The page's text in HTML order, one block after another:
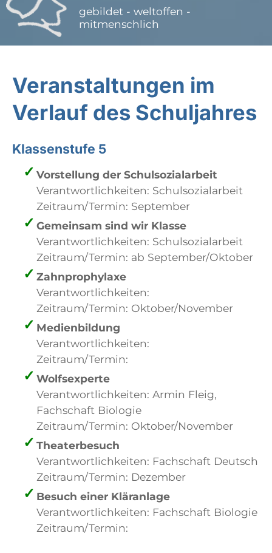
gebildet - weltoffen -
mitmenschlich
Veranstaltungen im
Verlauf des Schuljahres
Klassenstufe 5
Vorstellung der Schulsozialarbeit
Verantwortlichkeiten: Schulsozialarbeit
Zeitraum/Termin: September
Gemeinsam sind wir Klasse
Verantwortlichkeiten: Schulsozialarbeit
Zeitraum/Termin: ab September/Oktober
Zahnprophylaxe
Verantwortlichkeiten:
Zeitraum/Termin: Oktober/November
Medienbildung
Verantwortlichkeiten:
Zeitraum/Termin:
Wolfsexperte
Verantwortlichkeiten: Armin Fleig,
Fachschaft Biologie
Zeitraum/Termin: Oktober/November
Theaterbesuch
Verantwortlichkeiten: Fachschaft Deutsch
Zeitraum/Termin: Dezember
Besuch einer Kläranlage
Verantwortlichkeiten: Fachschaft Biologie
Zeitraum/Termin: